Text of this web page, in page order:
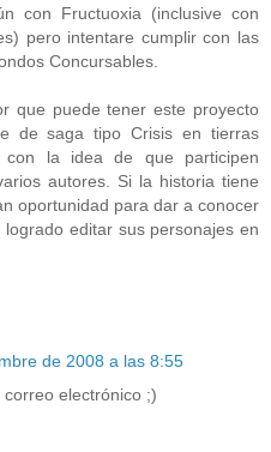
con Fructuoxia (inclusive con
pero intentare cumplir con las
Concursables.
que puede tener este proyecto
de saga tipo Crisis en tierras
con la idea de que participen
autores. Si la historia tiene
oportunidad para dar a conocer
editar sus personajes en
de 2008 a las 8:55
electrónico ;)